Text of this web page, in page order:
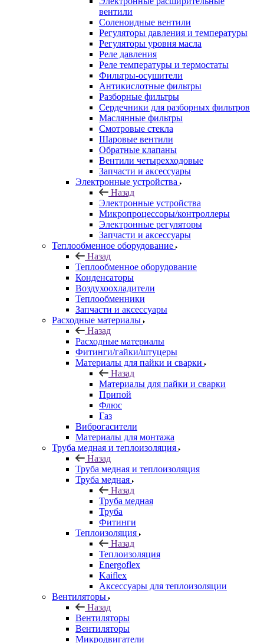
вентили
Соленоидные вентили
Регуляторы давления и температуры
Регуляторы уровня масла
Реле давления
Реле температуры и термостаты
Фильтры-осушители
Антикислотные фильтры
Разборные фильтры
Сердечники для разборных фильтров
Маслянные фильтры
Смотровые стекла
Шаровые вентили
Обратные клапаны
Вентили четырехходовые
Запчасти и аксессуары
Электронные устройства
Назад
Электронные устройства
Микропроцессоры/контроллеры
Электронные регуляторы
Запчасти и аксессуары
Теплообменное оборудование
Назад
Теплообменное оборудование
Конденсаторы
Воздухоохладители
Теплообменники
Запчасти и аксессуары
Расходные материалы
Назад
Расходные материалы
Фитинги/гайки/штуцеры
Материалы для пайки и сварки
Назад
Материалы для пайки и сварки
Припой
Флюс
Газ
Виброгасители
Материалы для монтажа
Труба медная и теплоизоляция
Назад
Труба медная и теплоизоляция
Труба медная
Назад
Труба медная
Труба
Фитинги
Теплоизоляция
Назад
Теплоизоляция
Energoflex
Kaiflex
Аксессуары для теплоизоляции
Вентиляторы
Назад
Вентиляторы
Вентиляторы
Микродвигатели